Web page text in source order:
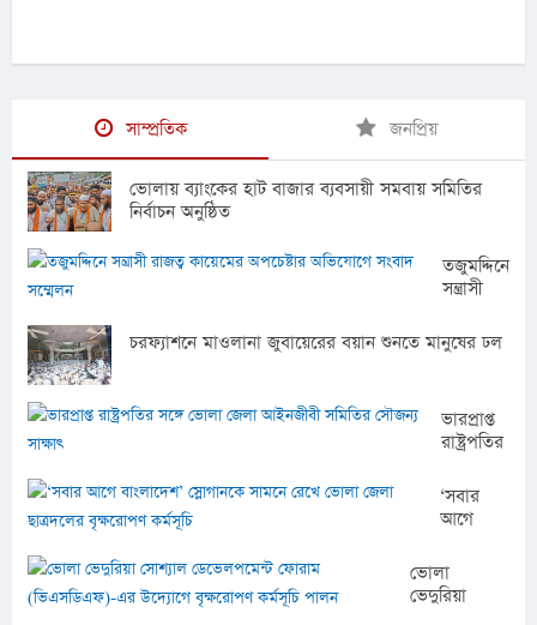
সাম্প্রতিক জনপ্রিয়
ভোলায় ব্যাংকের হাট বাজার ব্যবসায়ী সমবায় সমিতির
নির্বাচন অনুষ্ঠিত
তজুমদ্দিনে
সন্ত্রাসী
কায়েমের
অপচেষ্টার
সম্মেলন
চরফ্যাশনে মাওলানা জুবায়েরের বয়ান শুনতে মানুষের ঢল
ভারপ্রাপ্ত
রাষ্ট্রপতির
ভোলা
জেলা
আইনজীবী
সৌজন্য
সাক্ষাৎ
‘সবার
আগে
স্লোগানকে
সামনে
রেখে
ভোলা
ভেদুরিয়া